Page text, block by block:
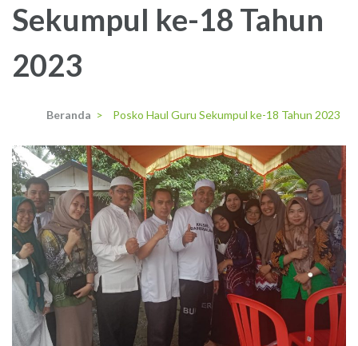
Sekumpul ke-18 Tahun
2023
Beranda > Posko Haul Guru Sekumpul ke-18 Tahun 2023